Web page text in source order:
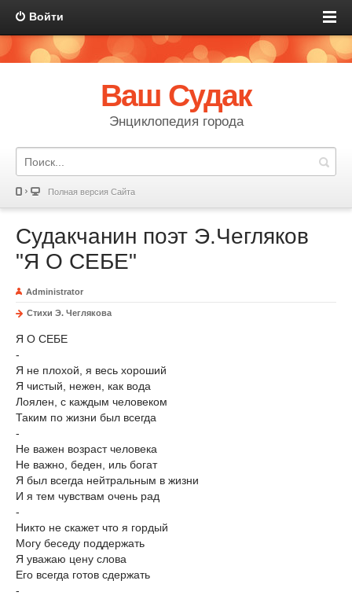
Войти
Ваш Судак
Энциклопедия города
Полная версия Сайта
Судакчанин поэт Э.Чегляков
"Я О СЕБЕ"
Administrator
Стихи Э. Чеглякова
Я О СЕБЕ
-
Я не плохой, я весь хороший
Я чистый, нежен, как вода
Лоялен, с каждым человеком
Таким по жизни был всегда
-
Не важен возраст человека
Не важно, беден, иль богат
Я был всегда нейтральным в жизни
И я тем чувствам очень рад
-
Никто не скажет что я гордый
Могу беседу поддержать
Я уважаю цену слова
Его всегда готов сдержать
-